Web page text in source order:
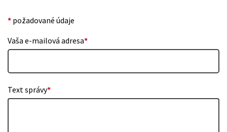
* požadované údaje
Vaša e-mailová adresa*
Text správy*